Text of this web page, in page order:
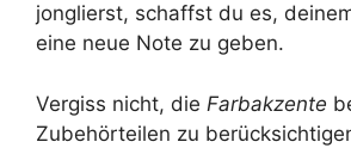
jonglierst, schaffst du es,
eine neue Note zu geben.
Vergiss nicht, die Farbakzente
Zubehörteilen zu